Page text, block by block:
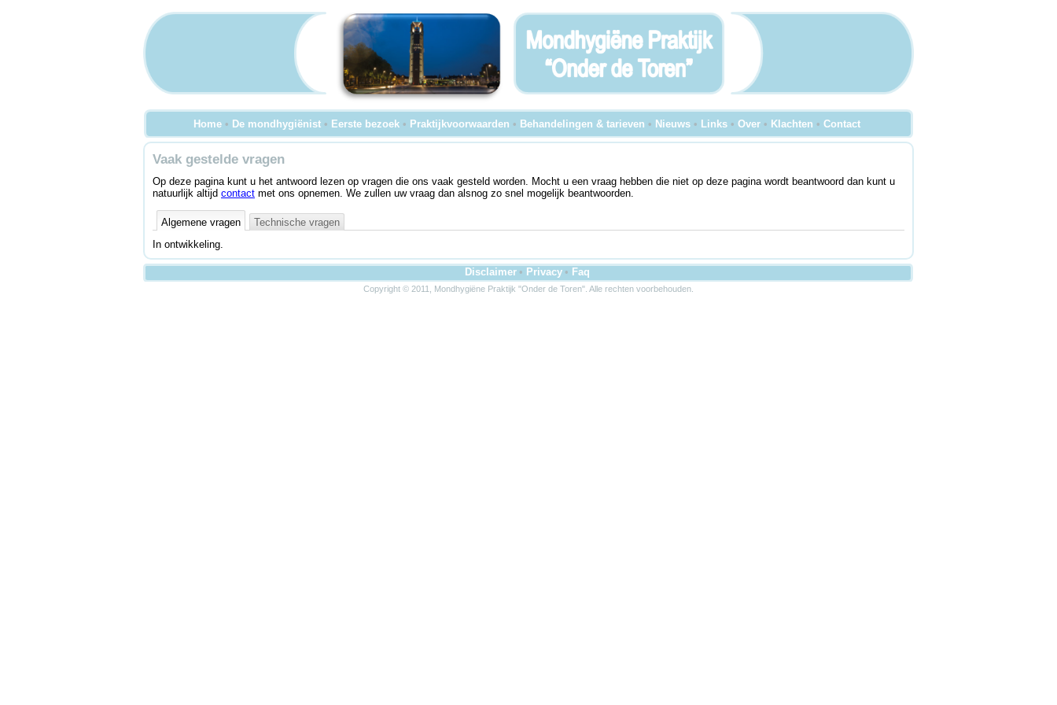
Home • De mondhygiënist • Eerste bezoek • Praktijkvoorwaarden • Behandelingen & tarieven • Nieuws • Links • Over • Klachten • Contact
Vaak gestelde vragen
Op deze pagina kunt u het antwoord lezen op vragen die ons vaak gesteld worden. Mocht u een vraag hebben die niet op deze pagina wordt beantwoord dan kunt u
natuurlijk altijd contact met ons opnemen. We zullen uw vraag dan alsnog zo snel mogelijk beantwoorden.
Algemene vragen
Technische vragen
In ontwikkeling.
Disclaimer • Privacy • Faq
Copyright © 2011, Mondhygiëne Praktijk "Onder de Toren". Alle rechten voorbehouden.